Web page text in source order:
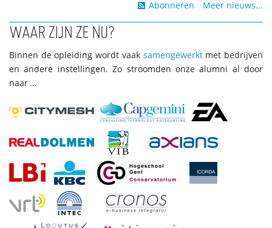
Abonneren Meer nieuws...
WAAR ZIJN ZE NU?
Binnen de opleiding wordt vaak samengewerktmet bedrijven
en andere instellingen. Zo stroomden onze alumni al door
naar ...